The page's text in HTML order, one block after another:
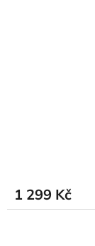
1 299 Kč